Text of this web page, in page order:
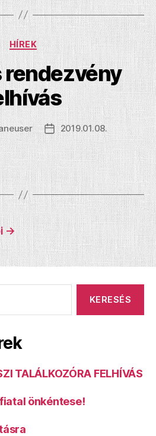
Kategóriák
HÍREK
Bejegyzés
dátuma
2019.01.08.
→
TALÁLKOZÓRA FELHÍVÁS
önkéntese!